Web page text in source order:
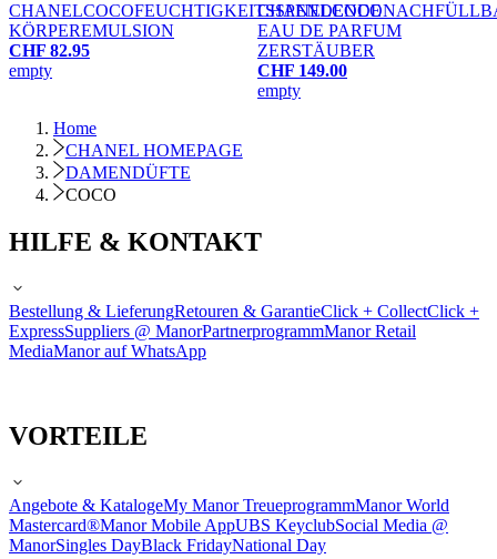
CHANELCOCOFEUCHTIGKEITSSPENDENDE
KÖRPEREMULSION
CHF 82.95
empty
CHANELCOCO
EAU DE PARFUM
ZERSTÄUBER
CHF 149.00
empty
Home
CHANEL HOMEPAGE
DAMENDÜFTE
COCO
HILFE & KONTAKT
Bestellung & LieferungRetouren & GarantieClick + CollectClick +
ExpressSuppliers @ ManorPartnerprogrammManor Retail
MediaManor auf WhatsApp
VORTEILE
Angebote & KatalogeMy Manor TreueprogrammManor World
Mastercard®Manor Mobile AppUBS KeyclubSocial Media @
ManorSingles DayBlack FridayNational Day